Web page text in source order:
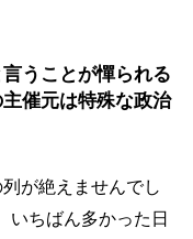
うことが憚られる
催元は特殊な政治
が絶えませんでし
いちばん多かった日